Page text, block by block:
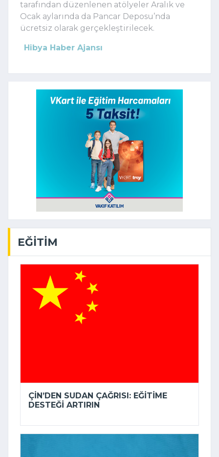
tarafından düzenlenen atölyeler Aralık ve
Ocak aylarında da Pancar Deposu’nda
ücretsiz olarak gerçekleştirilecek.
Hibya Haber Ajansı
EĞITIM
ÇIN’DEN SUDAN ÇAĞRISI: EĞITIME
DESTEĞI ARTIRIN